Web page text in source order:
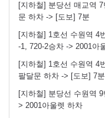
[지하철] 분당선 매교역
문 하차 -> [도보] 7분
[지하철] 1호선 수원역 4
-1, 720-2승차 -> 2001아
[지하철] 1호선 수원역 4
팔달문 하차 -> [도보] 7분
[지하철] 분당선 수원역
> 2001아울렛 하차